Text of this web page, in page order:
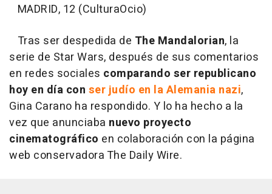
MADRID, 12 (CulturaOcio)
Tras ser despedida de The Mandalorian, la
serie de Star Wars, después de sus comentarios
en redes sociales comparando ser republicano
hoy en día con ser judío en la Alemania nazi,
Gina Carano ha respondido. Y lo ha hecho a la
vez que anunciaba nuevo proyecto
cinematográfico en colaboración con la página
web conservadora The Daily Wire.